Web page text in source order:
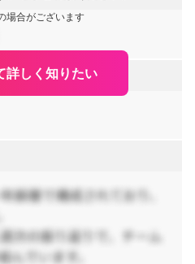
場合がございます
詳しく知りたい